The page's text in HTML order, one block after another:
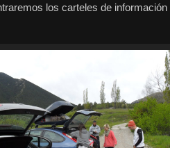
los carteles de